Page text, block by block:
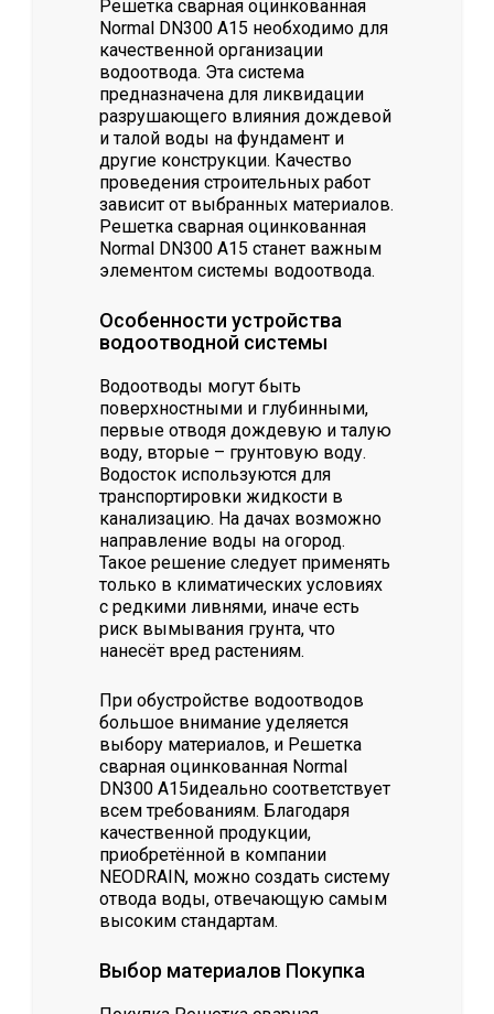
Решетка сварная оцинкованная
Normal DN300 А15 необходимо для
качественной организации
водоотвода. Эта система
предназначена для ликвидации
разрушающего влияния дождевой
и талой воды на фундамент и
другие конструкции. Качество
проведения строительных работ
зависит от выбранных материалов.
Решетка сварная оцинкованная
Normal DN300 А15 станет важным
элементом системы водоотвода.
Особенности устройства
водоотводной системы
Водоотводы могут быть
поверхностными и глубинными,
первые отводя дождевую и талую
воду, вторые – грунтовую воду.
Водосток используются для
транспортировки жидкости в
канализацию. На дачах возможно
направление воды на огород.
Такое решение следует применять
только в климатических условиях
с редкими ливнями, иначе есть
риск вымывания грунта, что
нанесёт вред растениям.
При обустройстве водоотводов
большое внимание уделяется
выбору материалов, и Решетка
сварная оцинкованная Normal
DN300 А15идеально соответствует
всем требованиям. Благодаря
качественной продукции,
приобретённой в компании
NEODRAIN, можно создать систему
отвода воды, отвечающую самым
высоким стандартам.
Выбор материалов Покупка